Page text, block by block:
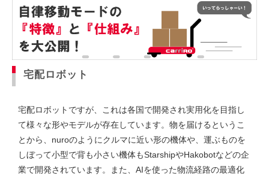
宅配ロボット
宅配ロボットですが、これは各国で開発され実用化を目指し
て様々な形やモデルが存在しています。物を届けるというこ
とから、nuroのようにクルマに近い形の機体や、運ぶものを
しぼって小型で背も小さい機体もStarshipやHakobotなどの企
業で開発されています。また、AIを使った物流経路の最適化